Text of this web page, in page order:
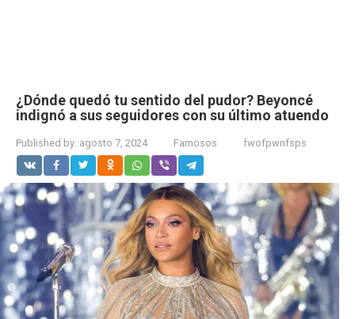
¿Dónde quedó tu sentido del pudor? Beyoncé
indignó a sus seguidores con su último atuendo
Published by: agosto 7, 2024 Famosos fwofpwnfsps